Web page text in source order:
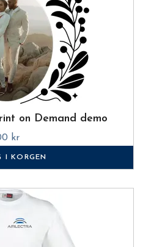
on Demand demo
kr
I KORGEN